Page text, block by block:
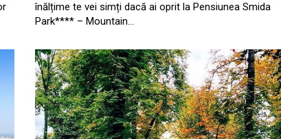
înălțime te vei simți dacă ai oprit la Pensiunea Smida
Park**** – Mountain…